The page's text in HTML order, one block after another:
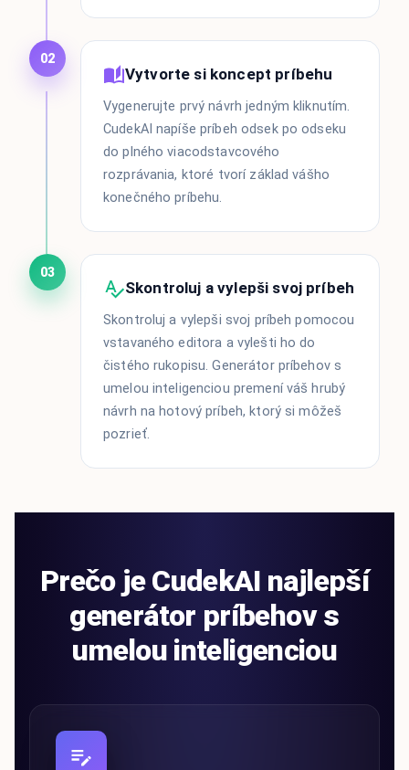
02
Vytvorte si koncept príbehu
Vygenerujte prvý návrh jedným kliknutím.
CudekAI napíše príbeh odsek po odseku
do plného viacodstavcového
rozprávania, ktoré tvorí základ vášho
konečného príbehu.
03
Skontroluj a vylepši svoj príbeh
Skontroluj a vylepši svoj príbeh pomocou
vstavaného editora a vylešti ho do
čistého rukopisu. Generátor príbehov s
umelou inteligenciou premení váš hrubý
návrh na hotový príbeh, ktorý si môžeš
pozrieť.
Prečo je CudekAI najlepší
generátor príbehov s
umelou inteligenciou